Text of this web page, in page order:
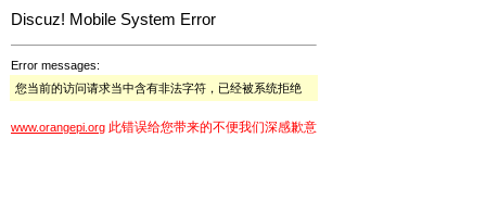
Discuz! Mobile System Error
Error messages:
您当前的访问请求当中含有非法字符，已经被系统拒绝
www.orangepi.org 此错误给您带来的不便我们深感歉意